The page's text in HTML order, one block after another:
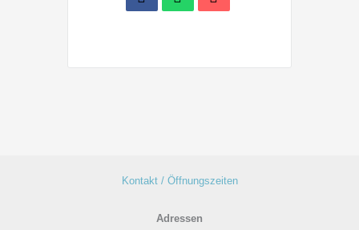
Kontakt / Öffnungszeiten
Adressen